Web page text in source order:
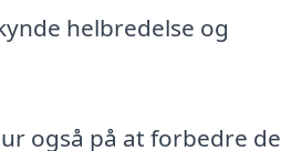
helbredelse og
også på at forbedre